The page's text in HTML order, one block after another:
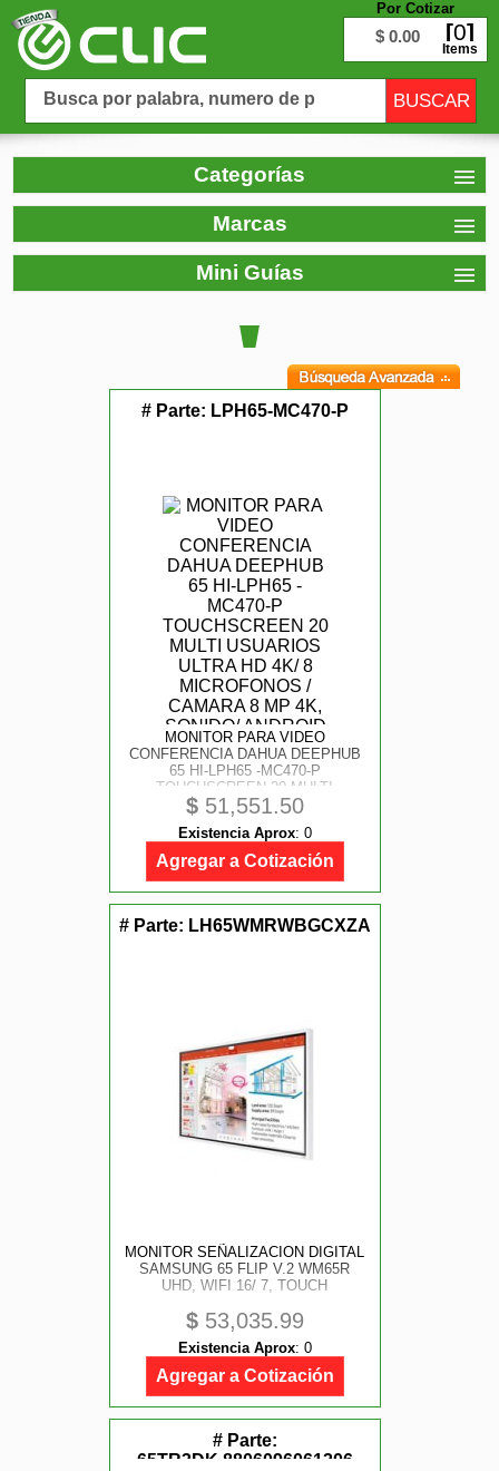
Por Cotizar
$ 0.00 0
Items
Categorías
Marcas
Mini Guías
# Parte: LPH65-MC470-P
MONITOR PARA VIDEO
CONFERENCIA DAHUA DEEPHUB
65 HI-LPH65 -MC470-P
TOUCHSCREEN 20 MULTI
USUARIOS ULTRA HD 4K/ 8
MICROFONOS / CAMARA 8 MP 4K,
SONIDO/ ANDROID / 1RJ45/ 3 USB/
1 MICRO USB/ HDMI
$ 51,551.50
Existencia Aprox: 0
Agregar a Cotización
# Parte: LH65WMRWBGCXZA
MONITOR SEÑALIZACION DIGITAL
SAMSUNG 65 FLIP V.2 WM65R
UHD, WIFI 16/ 7, TOUCH
$ 53,035.99
Existencia Aprox: 0
Agregar a Cotización
# Parte:
65TR3DK,8806096061206